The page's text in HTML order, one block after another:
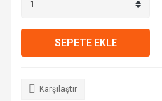
SEPETE EKLE
Karşılaştır